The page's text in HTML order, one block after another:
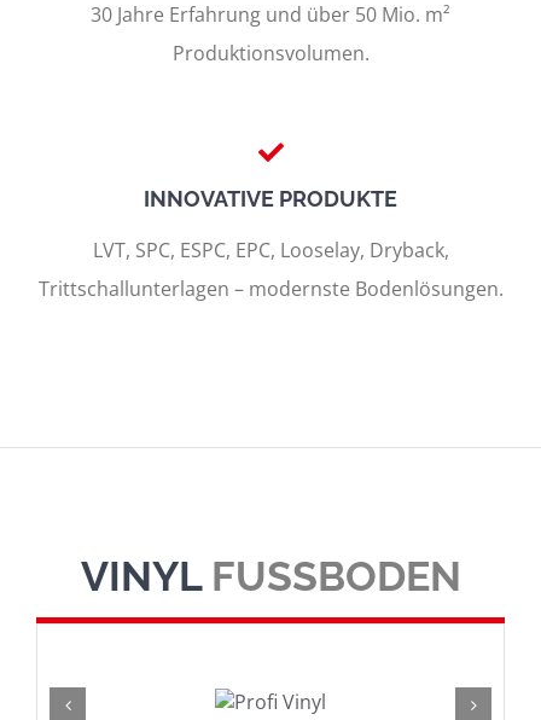
30 Jahre Erfahrung und über 50 Mio. m²
Produktionsvolumen.
INNOVATIVE PRODUKTE
LVT, SPC, ESPC, EPC, Looselay, Dryback,
Trittschallunterlagen – modernste Bodenlösungen.
VINYL FUSSBODEN